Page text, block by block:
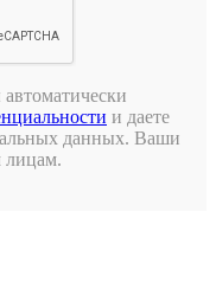
и даете
данных. Ваши
лицам.